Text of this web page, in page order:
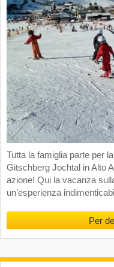
Tutta la famiglia parte per
Gitschberg Jochtal in Alto
azione! Qui la vacanza
un’esperienza
Per